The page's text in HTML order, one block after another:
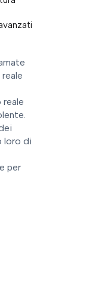
loro di
per